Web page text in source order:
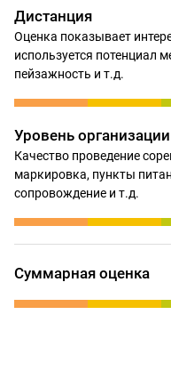
Дистанция
Оценка показывает
используется потенциал
пейзажность и т.д.
Уровень организации
Качество проведение
маркировка, пункты
сопровождение и т.д.
Суммарная оценка